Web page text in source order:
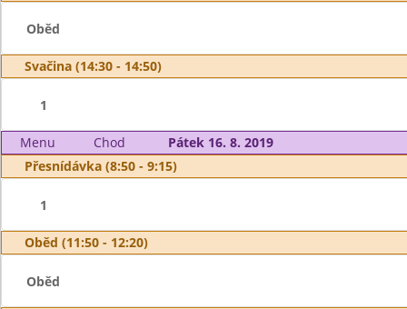
Oběd
Svačina (14:30 - 14:50)
1
Menu Chod
Pátek 16. 8. 2019
Přesnídávka (8:50 - 9:15)
1
Oběd (11:50 - 12:20)
Oběd